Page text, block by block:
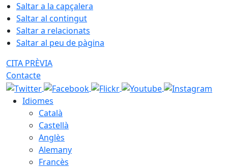
Saltar a la capçalera
Saltar al contingut
Saltar a relacionats
Saltar al peu de pàgina
CITA PRÈVIA
Contacte
Idiomes
Català
Castellà
Anglès
Alemany
Francès